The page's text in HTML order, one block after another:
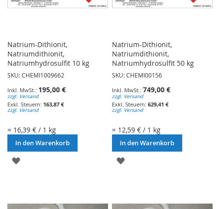
Natrium-Dithionit,
Natriumdithionit,
Natriumhydrosulfit 10 kg
SKU: CHEMI1009662
195,00 €
zzgl. Versand
163,87 €
zzgl. Versand
= 16,39 € / 1 kg
In den Warenkorb
ZUR
Natrium-Dithionit,
Natriumdithionit,
Natriumhydrosulfit 50 kg
SKU: CHEMI00156
749,00 €
zzgl. Versand
629,41 €
zzgl. Versand
= 12,59 € / 1 kg
In den Warenkorb
ZUR